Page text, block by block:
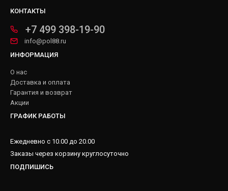
КОНТАКТЫ
+7 499 398-19-90
info@pol88.ru
ИНФОРМАЦИЯ
О нас
Доставка и оплата
Гарантия и возврат
Акции
ГРАФИК РАБОТЫ
Ежедневно с 10.00 до 20.00
Заказы через корзину круглосуточно
ПОДПИШИСЬ